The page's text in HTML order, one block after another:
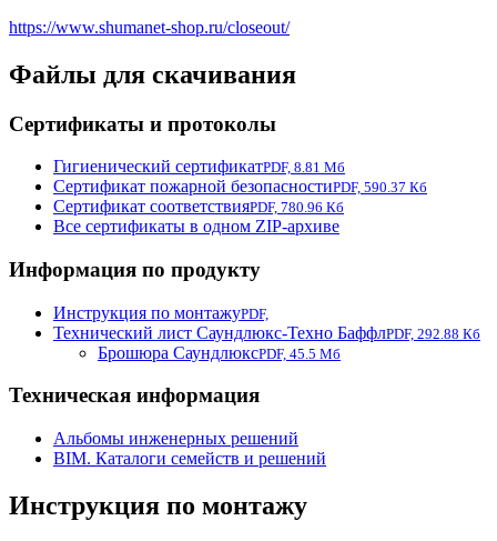
https://www.shumanet-shop.ru/closeout/
Файлы для скачивания
Сертификаты и протоколы
Гигиенический сертификатPDF, 8.81 Мб
Сертификат пожарной безопасностиPDF, 590.37 Кб
Сертификат соответствияPDF, 780.96 Кб
Все сертификаты в одном ZIP-архиве
Информация по продукту
Инструкция по монтажуPDF,
Технический лист Саундлюкс-Техно БаффлPDF, 292.88 Кб
Брошюра СаундлюксPDF, 45.5 Мб
Техническая информация
Альбомы инженерных решений
BIM. Каталоги семейств и решений
Инструкция по монтажу